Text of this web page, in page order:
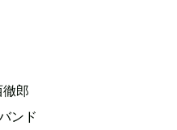
郎
ンド